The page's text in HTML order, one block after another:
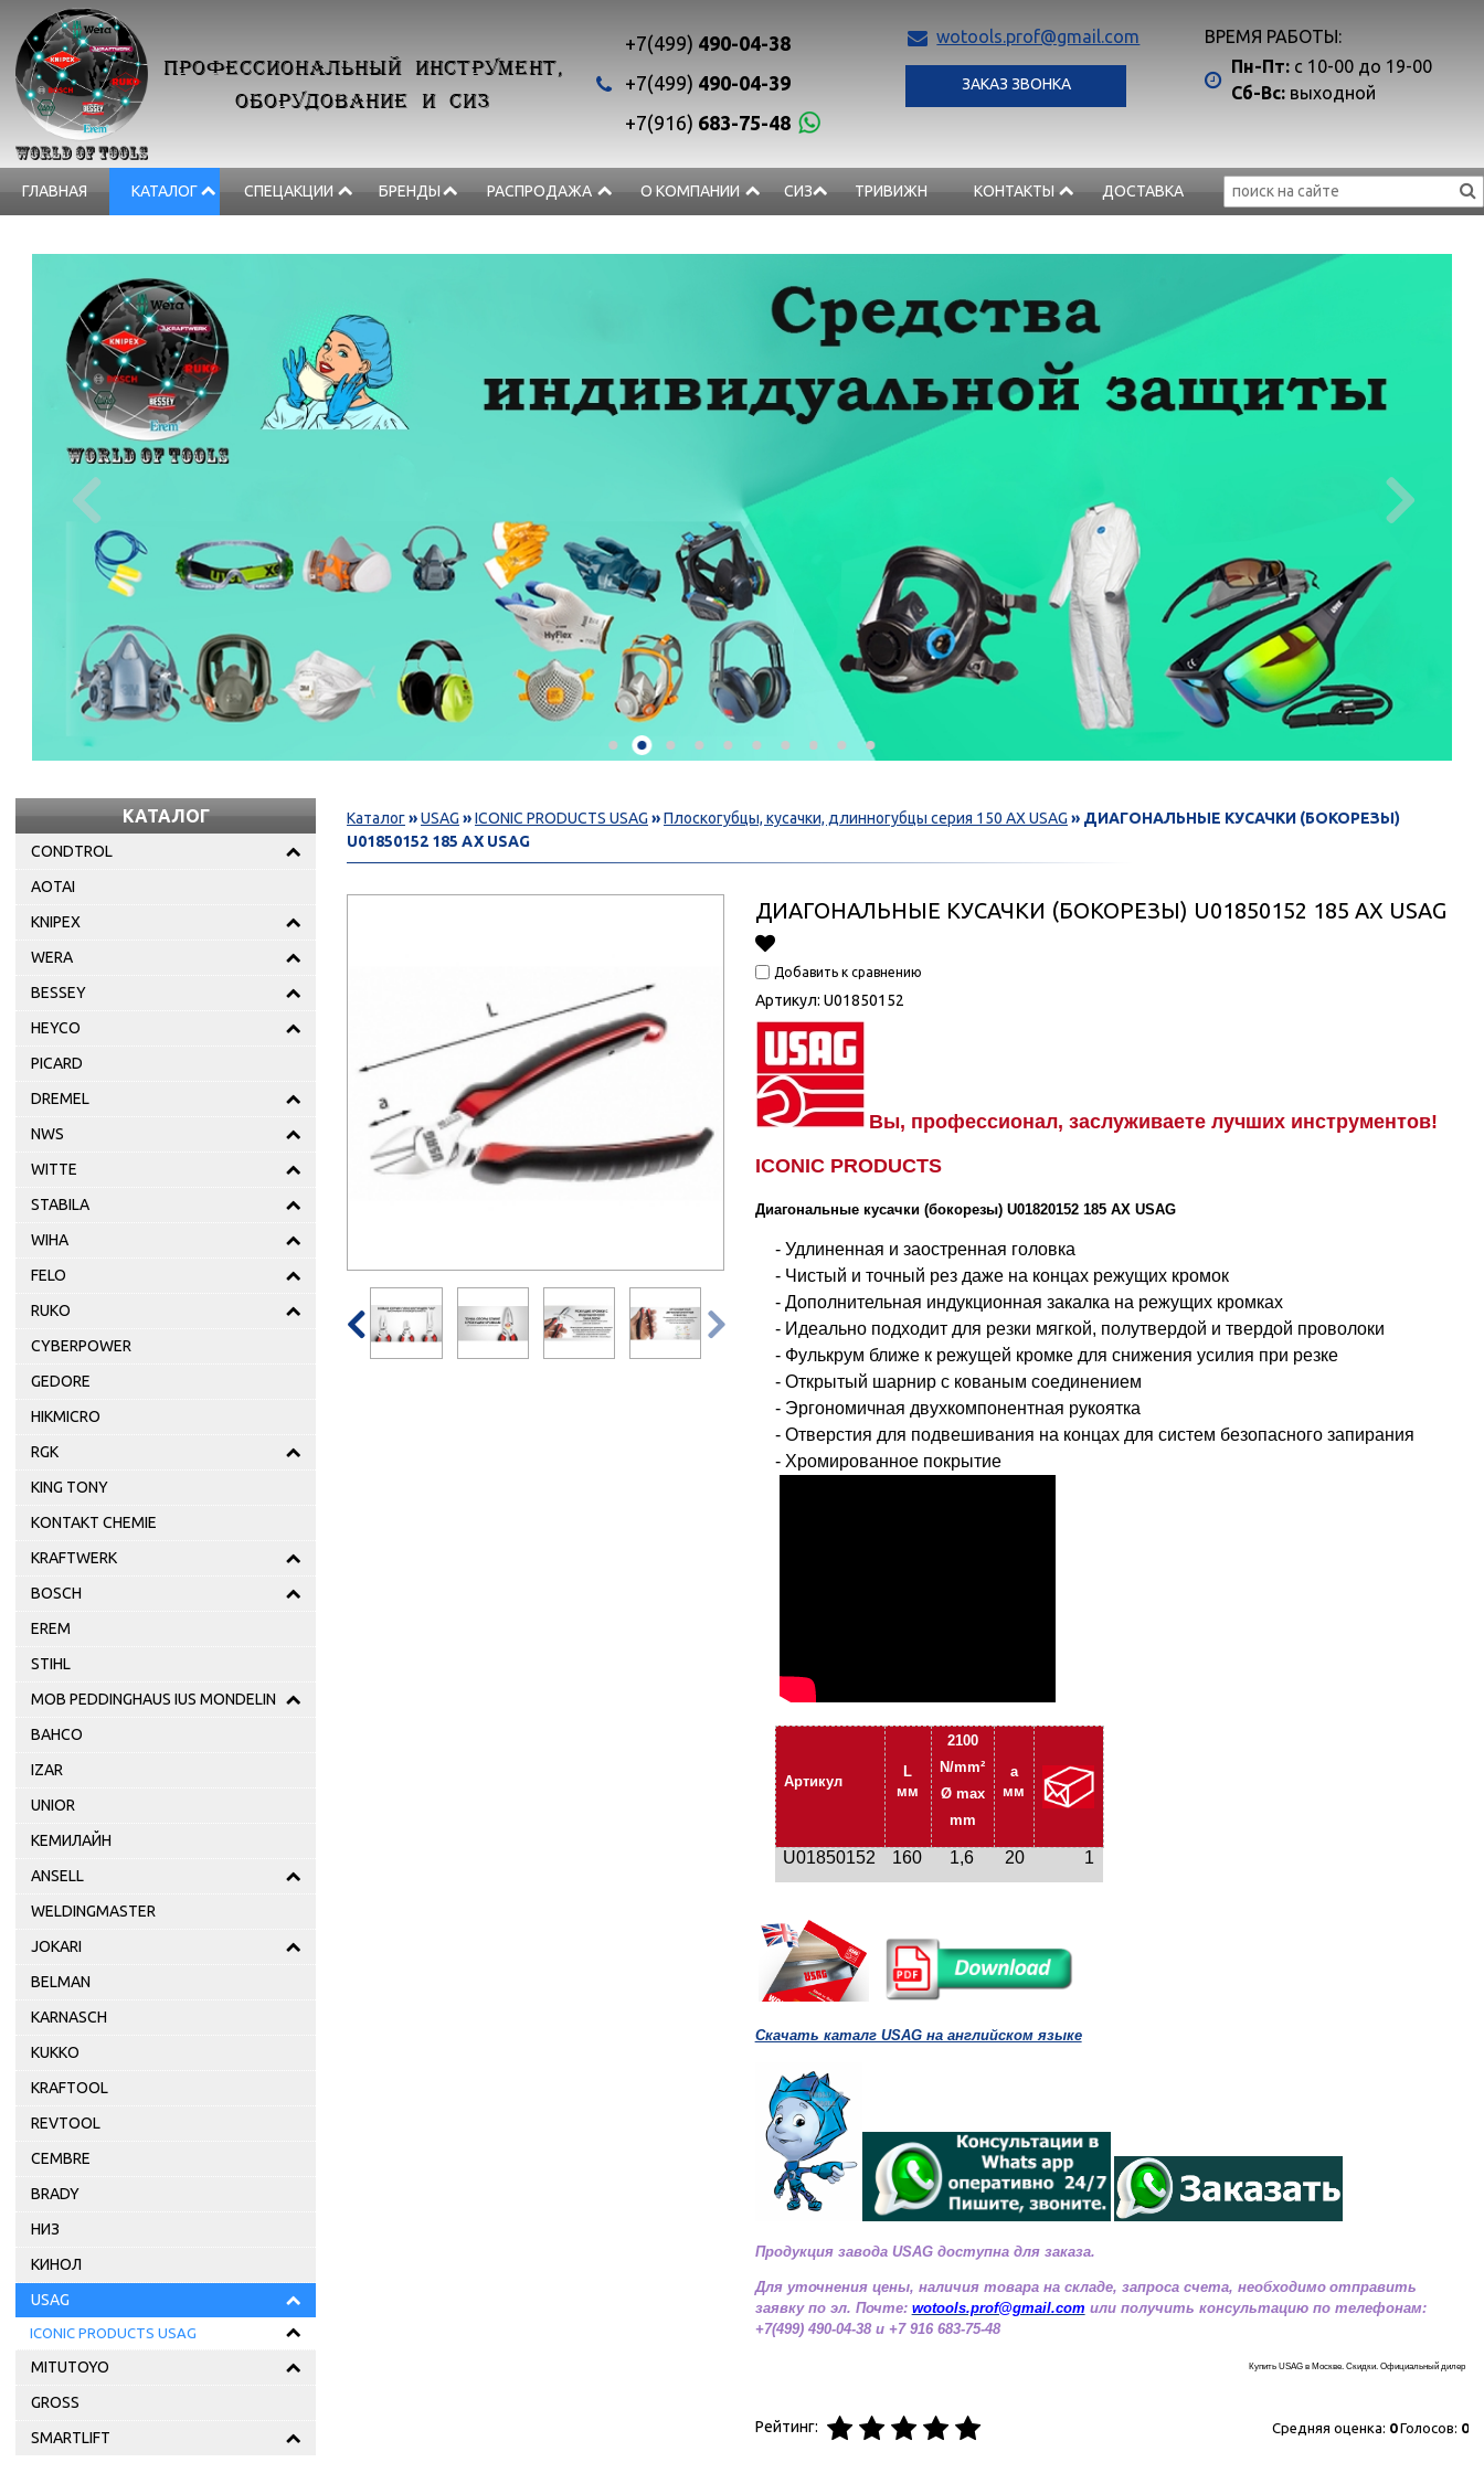
ПРОФЕССИОНАЛЬНЫЙ ИНСТРУМЕНТ,
ОБОРУДОВАНИЕ И СИЗ
+7(499) 490-04-38
+7(499) 490-04-39
+7(916) 683-75-48
wotools.prof@gmail.com
ЗАКАЗ ЗВОНКА
ВРЕМЯ РАБОТЫ:
Пн-Пт: с 10-00 до 19-00
Сб-Вс: выходной
ГЛАВНАЯ КАТАЛОГ СПЕЦАКЦИИ БРЕНДЫ РАСПРОДАЖА О КОМПАНИИ СИЗ ТРИВИЖН КОНТАКТЫ ДОСТАВКА
 
КАТАЛОГ
CONDTROL
AOTAI
KNIPEX
WERA
BESSEY
HEYCO
PICARD
DREMEL
NWS
WITTE
STABILA
WIHA
FELO
RUKO
CYBERPOWER
GEDORE
HIKMICRO
RGK
KING TONY
KONTAKT CHEMIE
KRAFTWERK
BOSCH
EREM
STIHL
MOB PEDDINGHAUS IUS MONDELIN
BAHCO
IZAR
UNIOR
КЕМИЛАЙН
ANSELL
WELDINGMASTER
JOKARI
BELMAN
KARNASCH
KUKKO
KRAFTOOL
REVTOOL
CEMBRE
BRADY
НИЗ
КИНОЛ
USAG
ICONIC PRODUCTS USAG
MITUTOYO
GROSS
SMARTLIFT
Каталог»USAG »ICONIC PRODUCTS USAG »Плоскогубцы, кусачки, длинногубцы серия 150 AX USAG » ДИАГОНАЛЬНЫЕ КУСАЧКИ (БОКОРЕЗЫ)
U01850152 185 AX USAG
 
ДИАГОНАЛЬНЫЕ КУСАЧКИ (БОКОРЕЗЫ) U01850152 185 AX USAG
Добавить к сравнению
Артикул: U01850152
Вы, профессионал, заслуживаете лучших инструментов!
ICONIC PRODUCTS
Диагональные кусачки (бокорезы) U01820152 185 AX USAG
- Удлиненная и заостренная головка
- Чистый и точный рез даже на концах режущих кромок
- Дополнительная индукционная закалка на режущих кромках
- Идеально подходит для резки мягкой, полутвердой и твердой проволоки
- Фулькрум ближе к режущей кромке для снижения усилия при резке
- Открытый шарнир с кованым соединением
- Эргономичная двухкомпонентная рукоятка
- Отверстия для подвешивания на концах для систем безопасного запирания
- Хромированное покрытие
Артикул
L
мм
2100
N/mm²
Ø max
mm
a
мм
U01850152 160 1,6 20 1
Скачать каталг USAG на английском языке
Продукция завода USAG доступна для заказа.
Для уточнения цены, наличия товара на складе, запроса счета, необходимо отправить
заявку по эл. Почте: wotools.prof@gmail.com или получить консультацию по телефонам:
+7(499) 490-04-38 и +7 916 683-75-48
Купить USAG в Москве. Скидки. Официальный дилер
Рейтинг: Средняя оценка: 0Голосов: 0